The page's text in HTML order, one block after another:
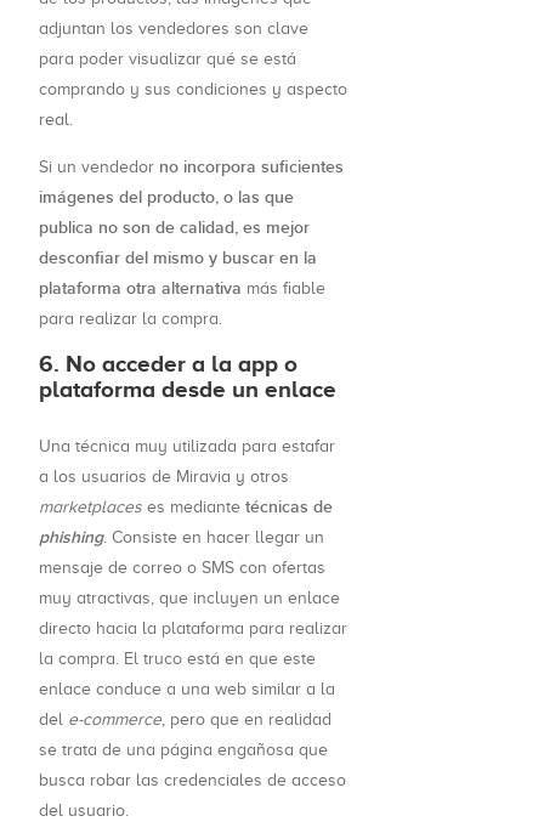
adjuntan los vendedores son clave
para poder visualizar qué se está
comprando y sus condiciones y aspecto
real.
Si un vendedor no incorpora suficientes
imágenes del producto, o las que
publica no son de calidad, es mejor
desconfiar del mismo y buscar en la
plataforma otra alternativa más fiable
para realizar la compra.
6. No acceder a la app o
plataforma desde un enlace
Una técnica muy utilizada para estafar
a los usuarios de Miravia y otros
marketplaces es mediante técnicas de
phishing. Consiste en hacer llegar un
mensaje de correo o SMS con ofertas
muy atractivas, que incluyen un enlace
directo hacia la plataforma para realizar
la compra. El truco está en que este
enlace conduce a una web similar a la
del e-commerce, pero que en realidad
se trata de una página engañosa que
busca robar las credenciales de acceso
del usuario.